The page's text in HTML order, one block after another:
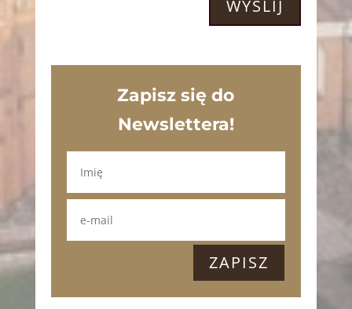
WYŚLIJ
Zapisz się do
Newslettera!
ZAPISZ